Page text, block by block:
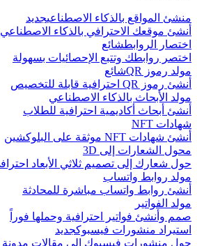
منشئ المواقع بالذكاء الاصطناعيجديد
أنشئ موقعك الاحترافي بالذكاء
اختصار الروابطشائع
اختصر روابطك وتتبع الإحصائيات بسهولة
مولد رموز QR
شائع
أنشئ رموز QR احترافية قابلة للتخصيص
مولد الأبحاث بالذكاء الاصطناعي
أنشئ أبحاث أكاديمية احترافية للطلاب
شهادات NFT
أنشئ شهادات NFT موثقة على البلوكشين
محول الشعارات إلى 3D
حول شعارك إلى تصميم ثلاثي الأبعاد
مولد روابط واتساب
أنشئ روابط واتساب مباشرة للمحادثة
مولد الفواتير
صمم وأنشئ فواتير احترافية وحملها فوراً
استيراد منشورات فيسبوكجديد
حول منشورات فيسبوك إلى مقالات مدونة